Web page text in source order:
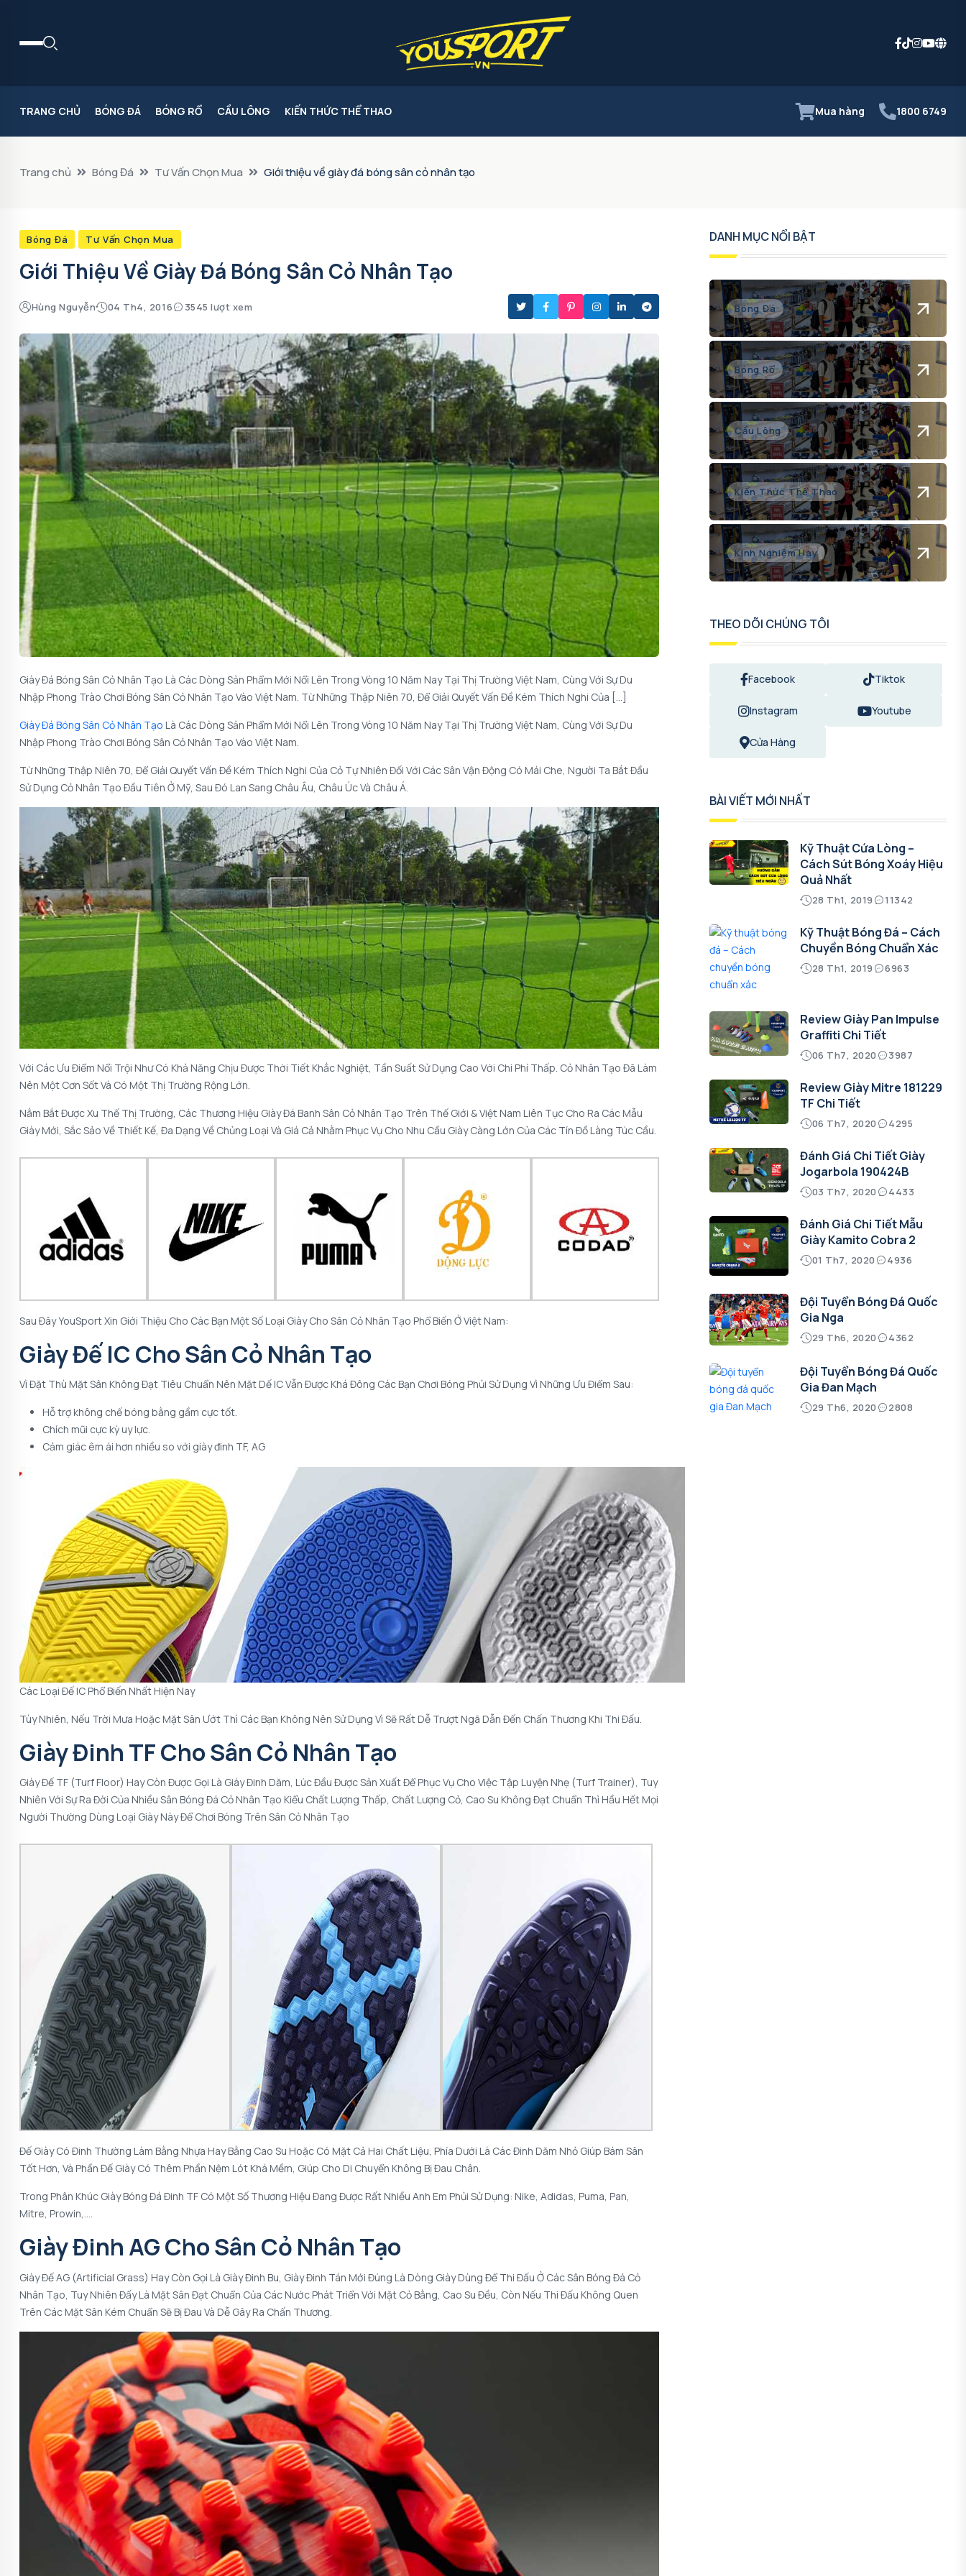
TRANG CHỦ BÓNG ĐÁ BÓNG RỔ CẦU LÔNG KIẾN THỨC THỂ THAO Mua hàng 1800 6749
Trang chủ Bóng Đá Tư Vấn Chọn Mua Giới thiệu về giày đá bóng sân cỏ nhân tạo
Bóng Đá Tư Vấn Chọn Mua
Giới Thiệu Về Giày Đá Bóng Sân Cỏ Nhân Tạo
Hùng Nguyễn 04 Th4, 2016 3545 lượt xem
Giày Đá Bóng Sân Cỏ Nhân Tạo Là Các Dòng Sản Phẩm Mới Nổi Lên Trong Vòng 10 Năm Nay Tại Thị Trường Việt Nam, Cùng Với Sự Du
Nhập Phong Trào Chơi Bóng Sân Cỏ Nhân Tạo Vào Việt Nam. Từ Những Thập Niên 70, Để Giải Quyết Vấn Đề Kém Thích Nghi Của […]
Giày Đá Bóng Sân Cỏ Nhân Tạo Là Các Dòng Sản Phẩm Mới Nổi Lên Trong Vòng 10 Năm Nay Tại Thị Trường Việt Nam, Cùng Với Sự Du
Nhập Phong Trào Chơi Bóng Sân Cỏ Nhân Tạo Vào Việt Nam.
Từ Những Thập Niên 70, Để Giải Quyết Vấn Đề Kém Thích Nghi Của Cỏ Tự Nhiên Đối Với Các Sân Vận Động Có Mái Che, Người Ta Bắt Đầu
Sử Dụng Cỏ Nhân Tạo Đầu Tiên Ở Mỹ, Sau Đó Lan Sang Châu Âu, Châu Úc Và Châu Á.
Với Các Ưu Điểm Nổi Trội Như Có Khả Năng Chịu Được Thời Tiết Khắc Nghiệt, Tần Suất Sử Dụng Cao Với Chi Phí Thấp. Cỏ Nhân Tạo Đã Làm
Nên Một Cơn Sốt Và Có Một Thị Trường Rộng Lớn.
Nắm Bắt Được Xu Thế Thị Trường, Các Thương Hiệu Giày Đá Banh Sân Cỏ Nhân Tạo Trên Thế Giới & Việt Nam Liên Tục Cho Ra Các Mẫu
Giày Mới, Sắc Sảo Về Thiết Kế, Đa Dạng Về Chủng Loại Và Giá Cả Nhằm Phục Vụ Cho Nhu Cầu Giày Càng Lớn Của Các Tín Đồ Làng Túc Cầu.
Sau Đây YouSport Xin Giới Thiệu Cho Các Bạn Một Số Loại Giày Cho Sân Cỏ Nhân Tạo Phổ Biến Ở Việt Nam:
Giày Đế IC Cho Sân Cỏ Nhân Tạo
Vì Đặt Thù Mặt Sân Không Đạt Tiêu Chuẩn Nên Mặt Dế IC Vẫn Được Khá Đông Các Bạn Chơi Bóng Phủi Sử Dụng Vì Những Ưu Điểm Sau:
Hỗ trợ không chế bóng bằng gầm cực tốt.
Chích mũi cực kỳ uy lực.
Cảm giác êm ái hơn nhiều so với giày đinh TF, AG
Các Loại Đế IC Phổ Biến Nhất Hiện Nay
Tùy Nhiên, Nếu Trời Mưa Hoặc Mặt Sân Ướt Thì Các Bạn Không Nên Sử Dụng Vì Sẽ Rất Dễ Trượt Ngã Dẫn Đến Chấn Thương Khi Thi Đấu.
Giày Đinh TF Cho Sân Cỏ Nhân Tạo
Giày Đế TF (Turf Floor) Hay Còn Được Gọi Là Giày Đinh Dăm, Lúc Đầu Được Sản Xuất Để Phục Vụ Cho Việc Tập Luyện Nhẹ (Turf Trainer), Tuy
Nhiên Với Sự Ra Đời Của Nhiều Sân Bóng Đá Cỏ Nhân Tạo Kiểu Chất Lượng Thấp, Chất Lượng Cỏ, Cao Su Không Đạt Chuẩn Thì Hầu Hết Mọi
Người Thường Dùng Loại Giày Này Để Chơi Bóng Trên Sân Cỏ Nhân Tạo
Đế Giày Có Đinh Thường Làm Bằng Nhựa Hay Bằng Cao Su Hoặc Có Mặt Cả Hai Chất Liệu, Phía Dưới Là Các Đinh Dăm Nhỏ Giúp Bám Sân
Tốt Hơn, Và Phần Đế Giày Có Thêm Phần Nệm Lót Khá Mềm, Giúp Cho Di Chuyển Không Bị Đau Chân.
Trong Phân Khúc Giày Bóng Đá Đinh TF Có Một Số Thương Hiệu Đang Được Rất Nhiều Anh Em Phủi Sử Dụng: Nike, Adidas, Puma, Pan,
Mitre, Prowin,….
Giày Đinh AG Cho Sân Cỏ Nhân Tạo
Giày Đế AG (Artificial Grass) Hay Còn Gọi Là Giày Đinh Bu, Giày Đinh Tán Mới Đúng Là Dòng Giày Dùng Để Thi Đấu Ở Các Sân Bóng Đá Cỏ
Nhân Tạo, Tuy Nhiên Đấy Là Mặt Sân Đạt Chuẩn Của Các Nước Phát Triển Với Mặt Cỏ Bằng, Cao Su Đều, Còn Nếu Thi Đấu Không Quen
Trên Các Mặt Sân Kém Chuẩn Sẽ Bị Đau Và Dễ Gây Ra Chấn Thương.
DANH MỤC NỔI BẬT
Bóng Đá
Bóng Rổ
Cầu Lông
Kiến Thức Thể Thao
Kinh Nghiệm Hay
THEO DÕI CHÚNG TÔI
Facebook Tiktok
Instagram Youtube
Cửa Hàng
BÀI VIẾT MỚI NHẤT
Kỹ Thuật Cứa Lòng –
Cách Sút Bóng Xoáy Hiệu
Quả Nhất
28 Th1, 2019 11342
Kỹ Thuật Bóng Đá – Cách
Chuyền Bóng Chuẩn Xác
28 Th1, 2019 6963
Review Giày Pan Impulse
Graffiti Chi Tiết
06 Th7, 2020 3987
Review Giày Mitre 181229
TF Chi Tiết
06 Th7, 2020 4295
Đánh Giá Chi Tiết Giày
Jogarbola 190424B
03 Th7, 2020 4433
Đánh Giá Chi Tiết Mẫu
Giày Kamito Cobra 2
01 Th7, 2020 4936
Đội Tuyển Bóng Đá Quốc
Gia Nga
29 Th6, 2020 4362
Đội Tuyển Bóng Đá Quốc
Gia Đan Mạch
29 Th6, 2020 2808